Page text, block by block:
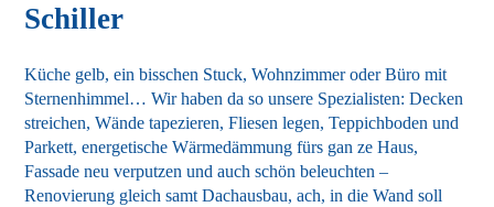
Schiller
Küche gelb, ein bisschen Stuck, Wohnzimmer oder Büro mit
Sternenhimmel… Wir haben da so unsere Spezialisten: Decken
streichen, Wände tapezieren, Fliesen legen, Teppichboden und
Parkett, energetische Wärmedämmung fürs gan ze Haus,
Fassade neu verputzen und auch schön beleuchten –
Renovierung gleich samt Dachausbau, ach, in die Wand soll